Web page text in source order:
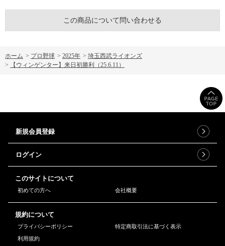
この商品について問い合わせる
ホーム > プロ野球 > 2025年 > 埼玉西武ライオンズ
>
【ウィンゲンター】来日初勝利（25.6.11）
新規会員登録
ログイン
このサイトについて
初めての方へ 会社概要
規約について
プライバシーポリシー
特定商取引法に基づく表示
利用規約